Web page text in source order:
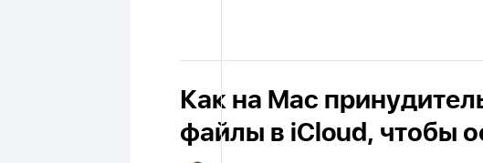
Как на Mac
файлы в iCloud, чтобы